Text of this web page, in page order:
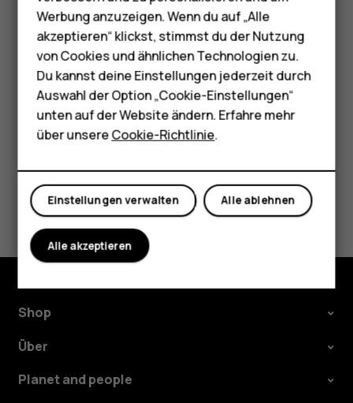
HMD Terra M
Für Unternehmen
Tablets
Shop
Mein Konto
UnterBenutzter Speichertippen Sie auf
Ändern.
Wählen Sie Ihre SD-Karte aus.
Ja Nein
Shop
Über
Planet and people
Werbung anzuzeigen. Wenn du auf „Alle
akzeptieren“ klickst, stimmst du der Nutzung
von Cookies und ähnlichen Technologien zu.
Du kannst deine Einstellungen jederzeit durch
Auswahl der Option „Cookie-Einstellungen“
unten auf der Website ändern. Erfahre mehr
über unsereCookie-Richtlinie.
Alle ablehnen
Einstellungen verwalten
Alle akzeptieren